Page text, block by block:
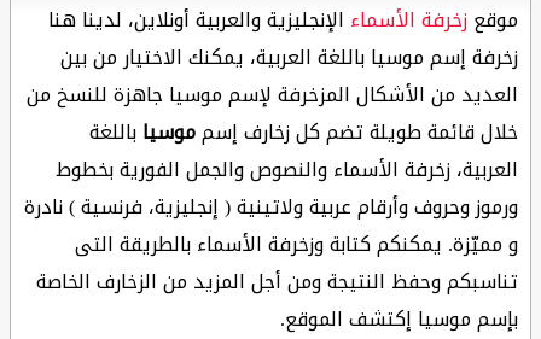
موقعزخرفة الأسماء الإنجليزية والعربية أونلاين، لدينا هنا
زخرفة إسم موسيا باللغة العربية، يمكنك الاختيار من بين
العديد من الأشكال المزخرفة لإسم موسيا جاهزة للنسخ من
خلال قائمة طويلة تضم كل زخارف إسمموسياباللغة
العربية، زخرفة الأسماء والنصوص والجمل الفورية بخطوط
ورموز وحروف وأرقام عربية ولاتينية ( إنجليزية، فرنسية ) نادرة
و مميّزة. يمكنكم كتابة وزخرفة الأسماء بالطريقة التى
تناسبكم وحفظ النتيجة ومن أجل المزيد من الزخارف الخاصة
بإسم موسيا إكتشف الموقع.